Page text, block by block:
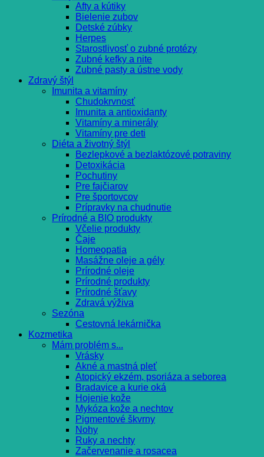
Afty a kútiky
Bielenie zubov
Detské zúbky
Herpes
Starostlivosť o zubné protézy
Zubné kefky a nite
Zubné pasty a ústne vody
Zdravý štýl
Imunita a vitamíny
Chudokrvnosť
Imunita a antioxidanty
Vitamíny a minerály
Vitamíny pre deti
Diéta a životný štýl
Bezlepkové a bezlaktózové potraviny
Detoxikácia
Pochutiny
Pre fajčiarov
Pre športovcov
Prípravky na chudnutie
Prírodné a BIO produkty
Včelie produkty
Čaje
Homeopatia
Masážne oleje a gély
Prírodné oleje
Prírodné produkty
Prírodné šťavy
Zdravá výživa
Sezóna
Cestovná lekárnička
Kozmetika
Mám problém s...
Vrásky
Akné a mastná pleť
Atopický ekzém, psoriáza a seborea
Bradavice a kurie oká
Hojenie kože
Mykóza kože a nechtov
Pigmentové škvrny
Nohy
Ruky a nechty
Začervenanie a rosacea